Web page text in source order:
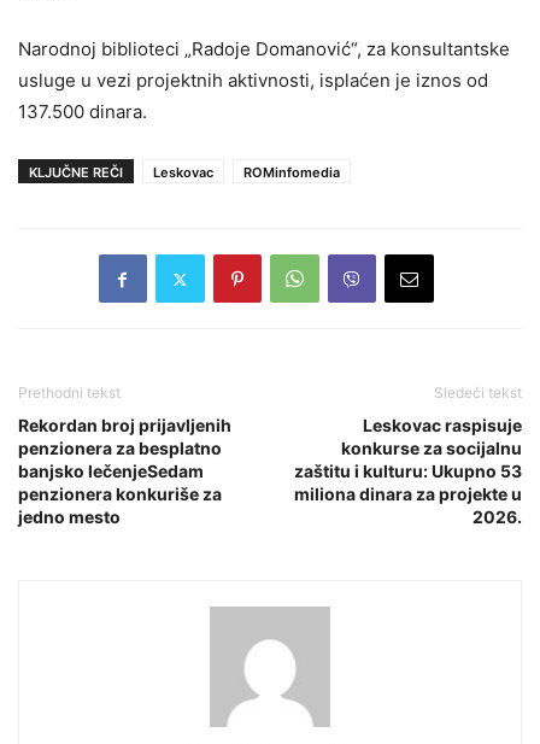
Narodnoj biblioteci „Radoje Domanović“, za konsultantske
usluge u vezi projektnih aktivnosti, isplaćen je iznos od
137.500 dinara.
KLJUČNE REČI Leskovac ROMinfomedia
Prethodni tekst
Rekordan broj prijavljenih
penzionera za besplatno
banjsko lečenjeSedam
penzionera konkuriše za
jedno mesto
Sledeći tekst
Leskovac raspisuje
konkurse za socijalnu
zaštitu i kulturu: Ukupno 53
miliona dinara za projekte u
2026.